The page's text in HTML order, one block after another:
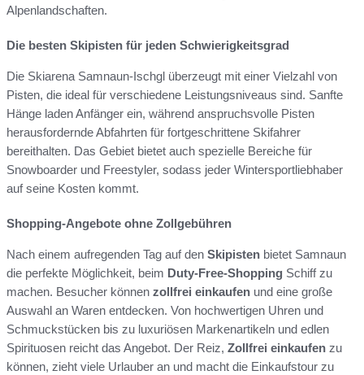
Alpenlandschaften.
Die besten Skipisten für jeden Schwierigkeitsgrad
Die Skiarena Samnaun-Ischgl überzeugt mit einer Vielzahl von
Pisten, die ideal für verschiedene Leistungsniveaus sind. Sanfte
Hänge laden Anfänger ein, während anspruchsvolle Pisten
herausfordernde Abfahrten für fortgeschrittene Skifahrer
bereithalten. Das Gebiet bietet auch spezielle Bereiche für
Snowboarder und Freestyler, sodass jeder Wintersportliebhaber
auf seine Kosten kommt.
Shopping-Angebote ohne Zollgebühren
Nach einem aufregenden Tag auf den Skipisten bietet Samnaun
die perfekte Möglichkeit, beim Duty-Free-Shopping Schiff zu
machen. Besucher können zollfrei einkaufen und eine große
Auswahl an Waren entdecken. Von hochwertigen Uhren und
Schmuckstücken bis zu luxuriösen Markenartikeln und edlen
Spirituosen reicht das Angebot. Der Reiz, Zollfrei einkaufen zu
können, zieht viele Urlauber an und macht die Einkaufstour zu